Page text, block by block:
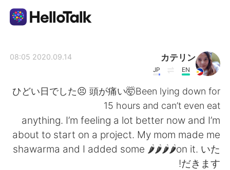
English 简体中文
カテリン
EN
JP
2020.09.14 08:05
ひどい日でした😣 頭が痛い🤯Been lying down for
15 hours and can’t even eat
anything. I’m feeling a lot better now and I’m
about to start on a project. My mom made me
shawarma and I added some 🌶🌶🌶🌶on it. いた
だきます!